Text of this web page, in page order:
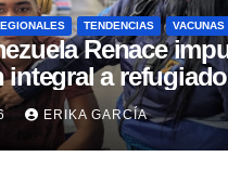
TENDENCIAS VACUNAS
Renace
integral a
de vacunación en
ERIKA GARCÍA